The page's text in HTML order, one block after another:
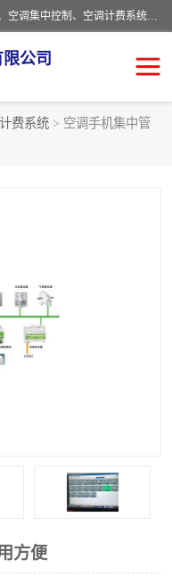
商洛福安昌鑫贸易有限公司从事空调分户计费、空调集中控制、空调计费系统、空调远程控制、中央空调分户计费、中央空调集中控制等产品的销售与安装。。语音控制，解放双手，让用户畅享安全、健康、便利、舒适、节能、愉悦的物联网智慧生活，我们竭诚为您提供住宅、别墅、公寓的智能家居化、智能办公化，智能酒店的解决方案。
公司
费系统 > 空调手机集中管
方便
调分户计费系统